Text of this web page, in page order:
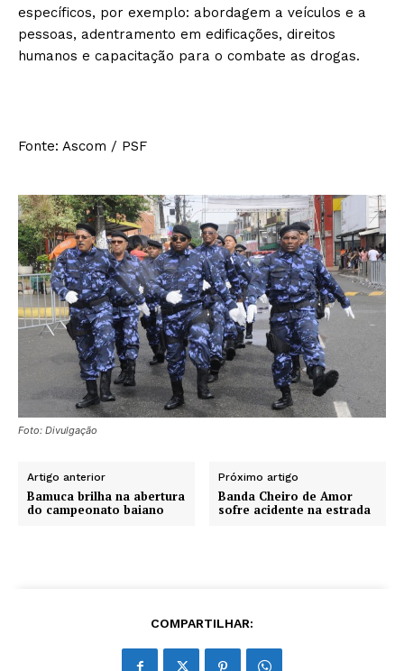
específicos, por exemplo: abordagem a veículos e a
pessoas, adentramento em edificações, direitos
humanos e capacitação para o combate as drogas.
Fonte: Ascom / PSF
Foto: Divulgação
Artigo anterior
Bamuca brilha na abertura
do campeonato baiano
Próximo artigo
Banda Cheiro de Amor
sofre acidente na estrada
COMPARTILHAR: